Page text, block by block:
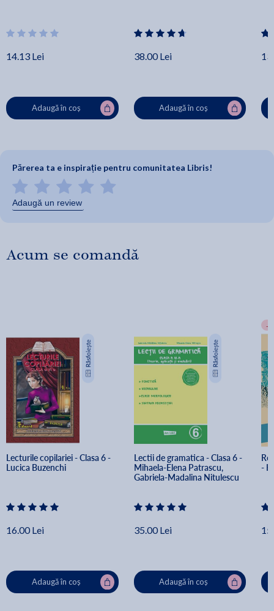
14.13 Lei
Adaugă în coș
38.00 Lei
Adaugă în coș
Părerea ta e inspirație pentru comunitatea Libris!
Adaugă un review
Acum se comandă
Lecturile copilariei - Clasa 6 -
Lucica Buzenchi
16.00 Lei
Adaugă în coș
Lectii de gramatica - Clasa 6 -
Mihaela-Elena Patrascu,
Gabriela-Madalina Nitulescu
35.00 Lei
Adaugă în coș
-
-